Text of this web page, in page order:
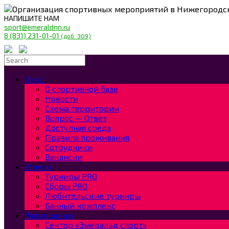
Организация спортивных мероприятий в
НАПИШИТЕ НАМ
sport@emeraldnn.ru
8 (831) 231-01-01 (доб. 309)
О нас
О спортивной базе
Новости
Схема территории
Вопрос — Ответ
Доступная среда
Правила проживания
Сотрудники
Вакансии
Услуги
Турниры PRO
Сборы PRO
Любительские турниры
Банный комплекс
Размещение
Сектор «Эмеральд спорт»